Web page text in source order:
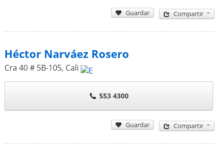
Guardar Compartir
Héctor Narváez Rosero
Cra 40 # 5B-105, Cali
553 4300
Guardar Compartir